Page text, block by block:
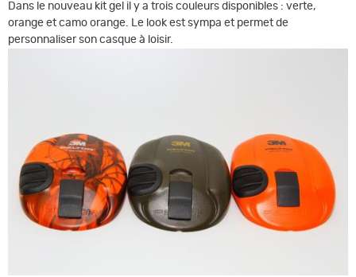
Dans le nouveau kit gel il y a trois couleurs disponibles : verte,
orange et camo orange. Le look est sympa et permet de
personnaliser son casque à loisir.